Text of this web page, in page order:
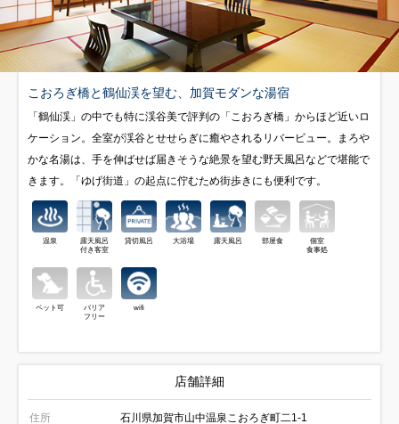
こおろぎ橋と鶴仙渓を望む、加賀モダンな湯宿
「鶴仙渓」の中でも特に渓谷美で評判の「こおろぎ橋」からほど近いロ
ケーション。全室が渓谷とせせらぎに癒やされるリバービュー。まろや
かな名湯は、手を伸ばせば届きそうな絶景を望む野天風呂などで堪能で
きます。「ゆげ街道」の起点に佇むため街歩きにも便利です。
温泉
露天風呂
付き客室
貸切風呂 大浴場 露天風呂 部屋食
個室
食事処
ペット可
バリア
フリー
wifi
店舗詳細
住所 石川県加賀市山中温泉こおろぎ町二1-1